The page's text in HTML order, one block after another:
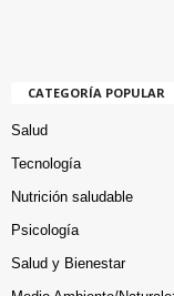
CATEGORÍA POPULAR
Salud
Tecnología
Nutrición saludable
Psicología
Salud y Bienestar